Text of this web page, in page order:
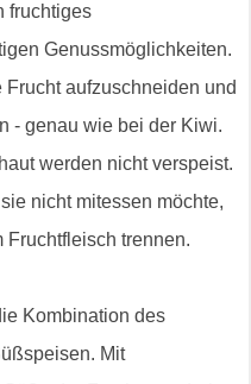
fruchtiges
Genussmöglichkeiten.
aufzuschneiden und
- genau wie bei der Kiwi.
werden nicht verspeist.
nicht mitessen möchte,
Fruchtfleisch trennen.
Kombination des
Mit